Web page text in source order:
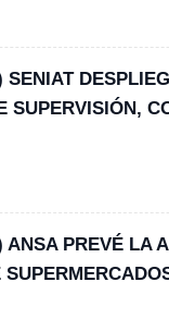
SENIAT
SUPERVISIÓN,
ANSA PREVÉ LA